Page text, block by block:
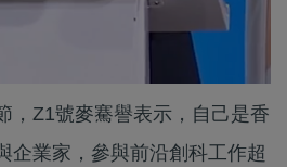
，Z1號麥騫譽表示，自己是香
企業家，參與前沿創科工作超